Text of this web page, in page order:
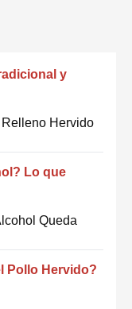
y
Hervido
Lo que
Queda
Pollo Hervido?